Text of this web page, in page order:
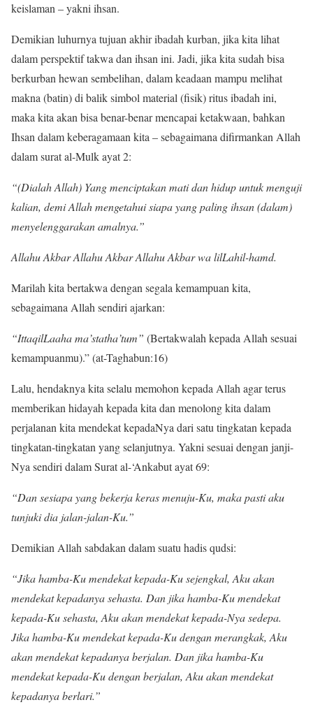
keislaman – yakni ihsan.
Demikian luhurnya tujuan akhir ibadah kurban, jika kita lihat
dalam perspektif takwa dan ihsan ini. Jadi, jika kita sudah bisa
berkurban hewan sembelihan, dalam keadaan mampu melihat
makna (batin) di balik simbol material (fisik) ritus ibadah ini,
maka kita akan bisa benar-benar mencapai ketakwaan, bahkan
Ihsan dalam keberagamaan kita – sebagaimana difirmankan Allah
dalam surat al-Mulk ayat 2:
“(Dialah Allah) Yang menciptakan mati dan hidup untuk menguji
kalian, demi Allah mengetahui siapa yang paling ihsan (dalam)
menyelenggarakan amalnya.”
Allahu Akbar Allahu Akbar Allahu Akbar wa lilLahil-hamd.
Marilah kita bertakwa dengan segala kemampuan kita,
sebagaimana Allah sendiri ajarkan:
“IttaqilLaaha ma’statha’tum” (Bertakwalah kepada Allah sesuai
kemampuanmu).” (at-Taghabun:16)
Lalu, hendaknya kita selalu memohon kepada Allah agar terus
memberikan hidayah kepada kita dan menolong kita dalam
perjalanan kita mendekat kepadaNya dari satu tingkatan kepada
tingkatan-tingkatan yang selanjutnya. Yakni sesuai dengan janji-
Nya sendiri dalam Surat al-‘Ankabut ayat 69:
“Dan sesiapa yang bekerja keras menuju-Ku, maka pasti aku
tunjuki dia jalan-jalan-Ku.”
Demikian Allah sabdakan dalam suatu hadis qudsi:
“Jika hamba-Ku mendekat kepada-Ku sejengkal, Aku akan
mendekat kepadanya sehasta. Dan jika hamba-Ku mendekat
kepada-Ku sehasta, Aku akan mendekat kepada-Nya sedepa.
Jika hamba-Ku mendekat kepada-Ku dengan merangkak, Aku
akan mendekat kepadanya berjalan. Dan jika hamba-Ku
mendekat kepada-Ku dengan berjalan, Aku akan mendekat
kepadanya berlari.”